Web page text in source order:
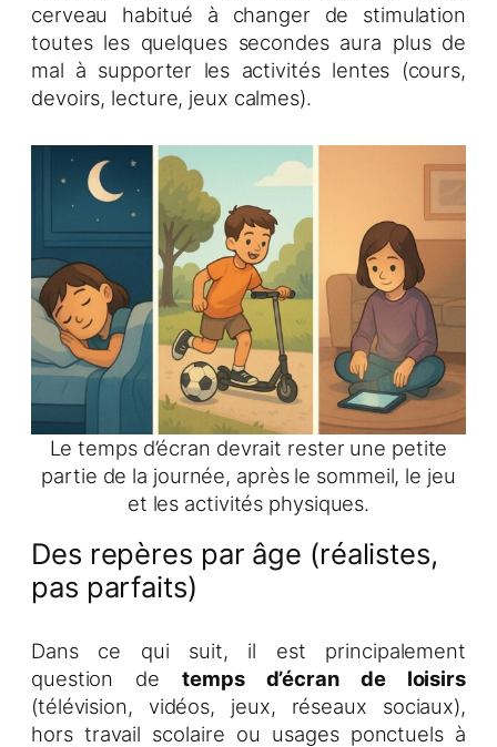
cerveau habitué à changer de stimulation
toutes les quelques secondes aura plus de
mal à supporter les activités lentes (cours,
devoirs, lecture, jeux calmes).
Le temps d’écran devrait rester une petite
partie de la journée, après le sommeil, le jeu
et les activités physiques.
Des repères par âge (réalistes,
pas parfaits)
Dans ce qui suit, il est principalement
question detemps d’écran de loisirs
(télévision, vidéos, jeux, réseaux sociaux),
hors travail scolaire ou usages ponctuels à